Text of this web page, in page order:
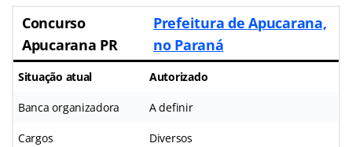
Concurso
Apucarana PR
Prefeitura de Apucarana,
no Paraná
Situação atual Autorizado
Banca organizadora A definir
Cargos Diversos